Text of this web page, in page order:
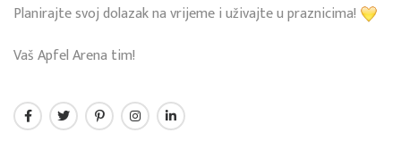
Planirajte svoj dolazak na vrijeme i uživajte u praznicima!
Vaš Apfel Arena tim!